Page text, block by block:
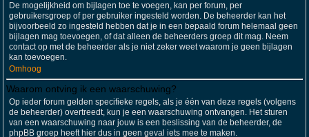
De mogelijkheid om bijlagen toe te voegen, kan per forum, per
gebruikersgroep of per gebruiker ingesteld worden. De beheerder kan het
bijvoorbeeld zo ingesteld hebben dat je in een bepaald forum helemaal geen
bijlagen mag toevoegen, of dat alleen de beheerders groep dit mag. Neem
contact op met de beheerder als je niet zeker weet waarom je geen bijlagen
kan toevoegen.
Omhoog
Waarom ontving ik een waarschuwing?
Op ieder forum gelden specifieke regels, als je één van deze regels (volgens
de beheerder) overtreedt, kun je een waarschuwing ontvangen. Het sturen
van een waarschuwing naar jouw is een beslissing van de beheerder, de
phpBB groep heeft hier dus in geen geval iets mee te maken.